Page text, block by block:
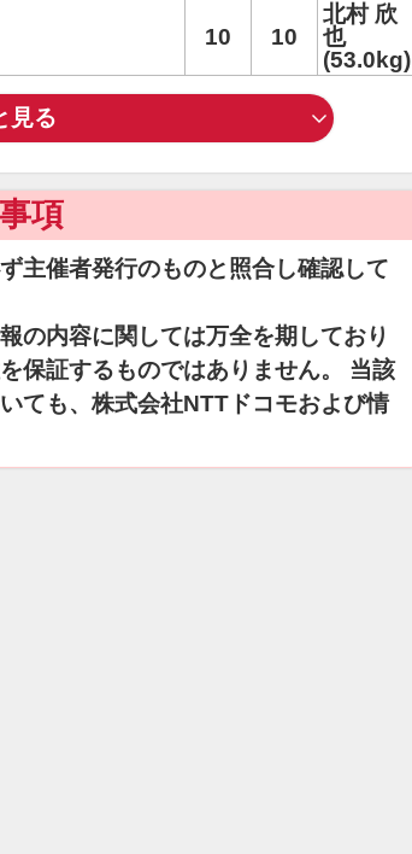
10 10
北村 欣
也
(53.0kg)
見る
項
主催者発行のものと照合し確認して
の内容に関しては万全を期しており
保証するものではありません。 当該
ても、株式会社NTTドコモおよび情